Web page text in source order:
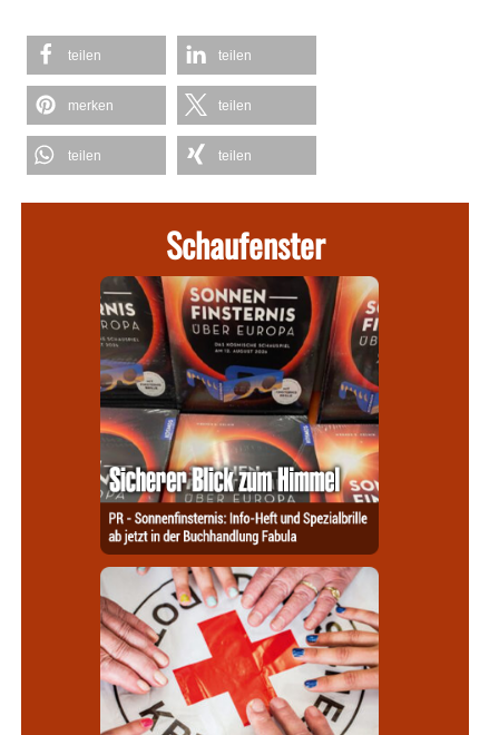
teilen teilen
merken teilen
teilen teilen
Schaufenster